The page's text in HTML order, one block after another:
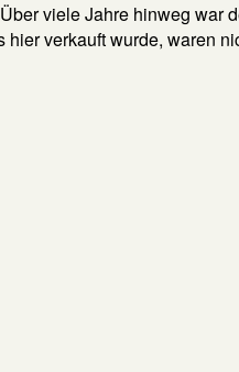
viele Jahre hinweg war
verkauft wurde, waren